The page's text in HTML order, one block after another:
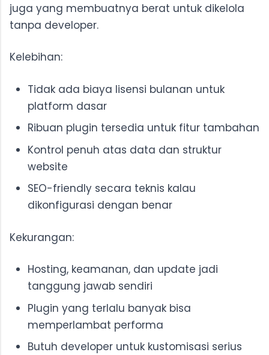
juga yang membuatnya berat untuk dikelola
tanpa developer.
Kelebihan:
Tidak ada biaya lisensi bulanan untuk
platform dasar
Ribuan plugin tersedia untuk fitur tambahan
Kontrol penuh atas data dan struktur
website
SEO-friendly secara teknis kalau
dikonfigurasi dengan benar
Kekurangan:
Hosting, keamanan, dan update jadi
tanggung jawab sendiri
Plugin yang terlalu banyak bisa
memperlambat performa
Butuh developer untuk kustomisasi serius